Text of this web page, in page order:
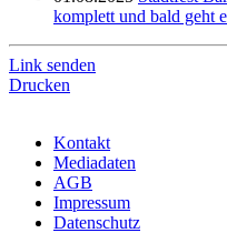
komplett und bald geht
Link senden
Drucken
Kontakt
Mediadaten
AGB
Impressum
Datenschutz